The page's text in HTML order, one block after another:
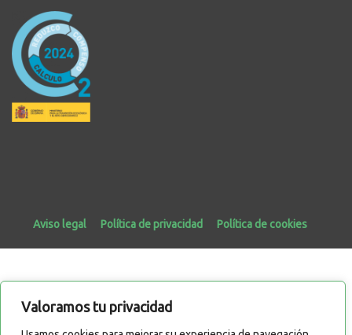
Valoramos tu privacidad
Aviso legal Política de privacidad Política de cookies